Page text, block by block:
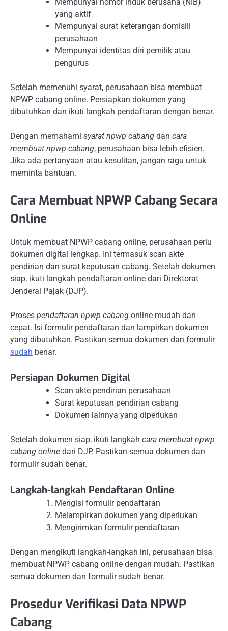
yang aktif
Mempunyai surat keterangan domisili
perusahaan
Mempunyai identitas diri pemilik atau
pengurus
Setelah memenuhi syarat, perusahaan bisa membuat
NPWP cabang online. Persiapkan dokumen yang
dibutuhkan dan ikuti langkah pendaftaran dengan benar.
Dengan memahami syarat npwp cabang dan cara
membuat npwp cabang, perusahaan bisa lebih efisien.
Jika ada pertanyaan atau kesulitan, jangan ragu untuk
meminta bantuan.
Cara Membuat NPWP Cabang Secara
Online
Untuk membuat NPWP cabang online, perusahaan perlu
dokumen digital lengkap. Ini termasuk scan akte
pendirian dan surat keputusan cabang. Setelah dokumen
siap, ikuti langkah pendaftaran online dari Direktorat
Jenderal Pajak (DJP).
Proses pendaftaran npwp cabang online mudah dan
cepat. Isi formulir pendaftaran dan lampirkan dokumen
yang dibutuhkan. Pastikan semua dokumen dan formulir
sudah benar.
Persiapan Dokumen Digital
Scan akte pendirian perusahaan
Surat keputusan pendirian cabang
Dokumen lainnya yang diperlukan
Setelah dokumen siap, ikuti langkah cara membuat npwp
cabang online dari DJP. Pastikan semua dokumen dan
formulir sudah benar.
Langkah-langkah Pendaftaran Online
Mengisi formulir pendaftaran
Melampirkan dokumen yang diperlukan
Mengirimkan formulir pendaftaran
Dengan mengikuti langkah-langkah ini, perusahaan bisa
membuat NPWP cabang online dengan mudah. Pastikan
semua dokumen dan formulir sudah benar.
Prosedur Verifikasi Data NPWP
Cabang